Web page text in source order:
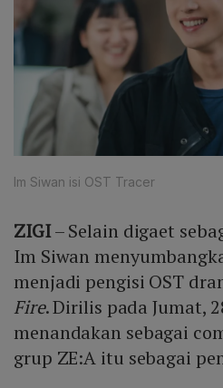
Im Siwan isi OST Tracer
ZIGI– Selain digaet
Im Siwan
menjadi pengisi OST
Fire. Dirilis pada Jumat,
menandakan sebagai
grup ZE:A itu sebagai